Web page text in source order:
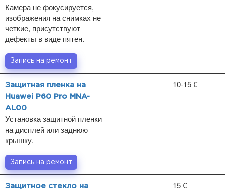
Камера не фокусируется,
изображения на снимках не
четкие, присутствуют
дефекты в виде пятен.
Запись на ремонт
Защитная пленка на
Huawei P60 Pro MNA-
AL00
Установка защитной пленки
на дисплей или заднюю
крышку.
10-15 €
Запись на ремонт
Защитное стекло на
15 €